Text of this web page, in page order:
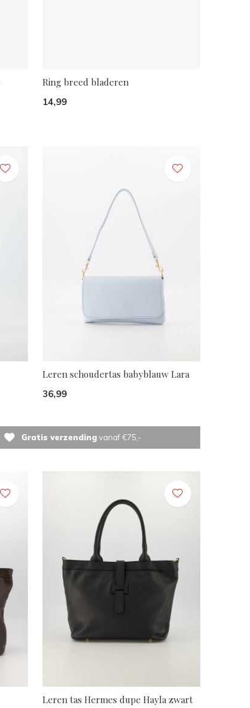
Ring breed bladeren
14,99
Leren schoudertas babyblauw Lara
36,99
Gratis verzendingvanaf €75,-
Leren tas Hermes dupe Hayla zwart